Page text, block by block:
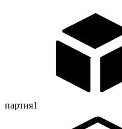
партия1